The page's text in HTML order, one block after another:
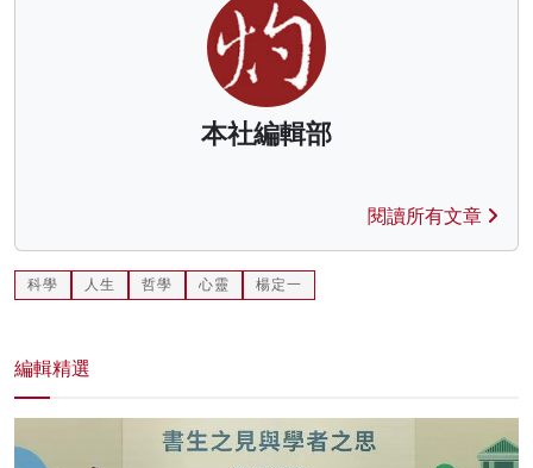
本社編輯部
閱讀所有文章
科學 人生 哲學 心靈 楊定一
編輯精選